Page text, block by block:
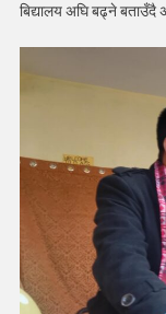
बिद्यालय अघि बढ्ने बताउँदै